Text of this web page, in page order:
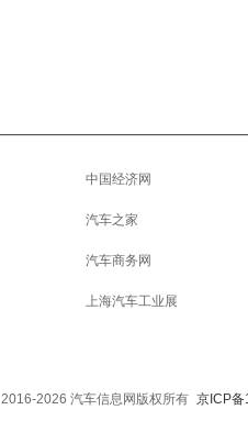
中国经济网
汽车之家
汽车商务网
上海汽车工业展
2016-2026 汽车信息网版权所有 京ICP